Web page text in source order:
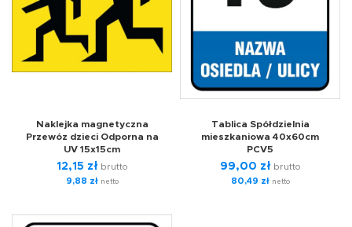
Naklejka magnetyczna
Przewóz dzieci Odporna na
UV 15x15cm
12,15 zł brutto
9,88 złnetto
Tablica Spółdzielnia
mieszkaniowa 40x60cm
PCV5
99,00 zł brutto
80,49 złnetto